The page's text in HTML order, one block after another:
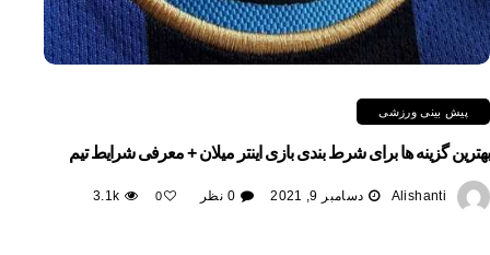
پیش بینی ورزشی
بهترین گزینه ها برای شرط بندی بازی اینتر میلان + معرفی شرایط تیم
Alishanti دسامبر 9, 2021 0 نظر 0
3.1k